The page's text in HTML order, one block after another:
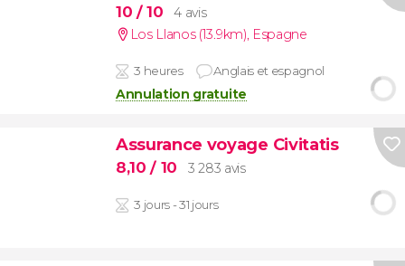
10 / 10
4 avis
Los Llanos (13.9km), Espagne
3 heures Anglais et espagnol
Annulation gratuite
Assurance voyage Civitatis
8,10/ 10 3 283 avis
3 jours - 31 jours